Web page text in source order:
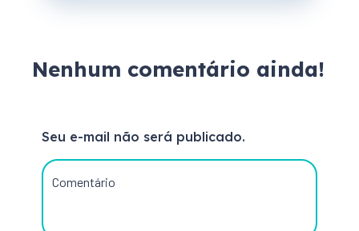
Nenhum comentário ainda!
Seu e-mail não será publicado.
Comentário